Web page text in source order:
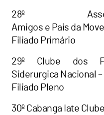
28º
Amigos e Pais da
Filiado Primário
29º Clube dos
Siderurgica Nacional –
Filiado Pleno
30º Cabanga Iate